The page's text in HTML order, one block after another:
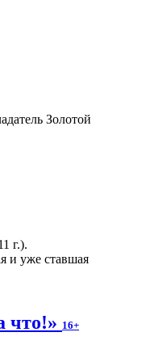
Золотой
г.).
и уже ставшая
что!» 16+